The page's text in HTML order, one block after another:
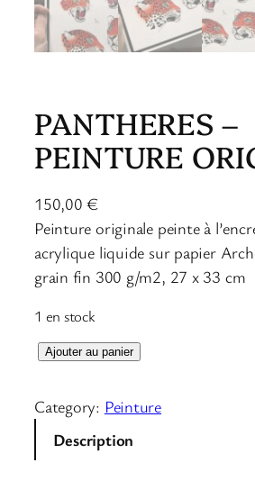
PANTHERES –
PEINTURE
150,00€
Peinture originale peinte à
acrylique liquide sur papier
grain fin 300 g/m2, 27 x 33 cm
1 en stock
q
a
Ajouter au panier
Category: Peinture
Description